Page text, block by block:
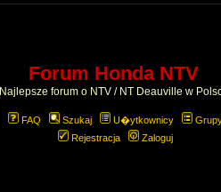
Forum Honda NTV
Najlepsze forum o NTV / NT Deauville w
FAQ Szukaj U�ytkownicy
Rejestracja
Zaloguj